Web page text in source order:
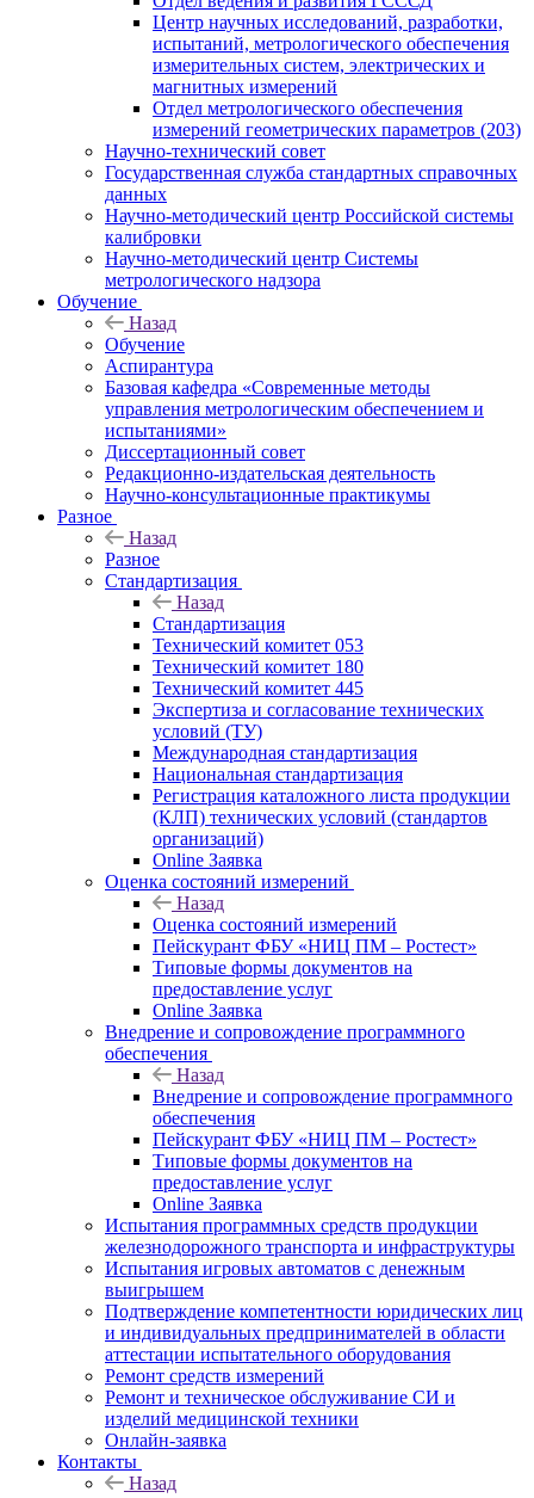
Центр научных исследований, разработки,
испытаний, метрологического обеспечения
измерительных систем, электрических и
магнитных измерений
Отдел метрологического обеспечения
измерений геометрических параметров (203)
Научно-технический совет
Государственная служба стандартных справочных
данных
Научно-методический центр Российской системы
калибровки
Научно-методический центр Системы
метрологического надзора
Обучение
Назад
Обучение
Аспирантура
Базовая кафедра «Современные методы
управления метрологическим обеспечением и
испытаниями»
Диссертационный совет
Редакционно-издательская деятельность
Научно-консультационные практикумы
Разное
Назад
Разное
Стандартизация
Назад
Стандартизация
Технический комитет 053
Технический комитет 180
Технический комитет 445
Экспертиза и согласование технических
условий (ТУ)
Международная стандартизация
Национальная стандартизация
Регистрация каталожного листа продукции
(КЛП) технических условий (стандартов
организаций)
Online Заявка
Оценка состояний измерений
Назад
Оценка состояний измерений
Пейскурант ФБУ «НИЦ ПМ – Ростест»
Типовые формы документов на
предоставление услуг
Online Заявка
Внедрение и сопровождение программного
обеспечения
Назад
Внедрение и сопровождение программного
обеспечения
Пейскурант ФБУ «НИЦ ПМ – Ростест»
Типовые формы документов на
предоставление услуг
Online Заявка
Испытания программных средств продукции
железнодорожного транспорта и инфраструктуры
Испытания игровых автоматов с денежным
выигрышем
Подтверждение компетентности юридических лиц
и индивидуальных предпринимателей в области
аттестации испытательного оборудования
Ремонт средств измерений
Ремонт и техническое обслуживание СИ и
изделий медицинской техники
Онлайн-заявка
Контакты
Назад